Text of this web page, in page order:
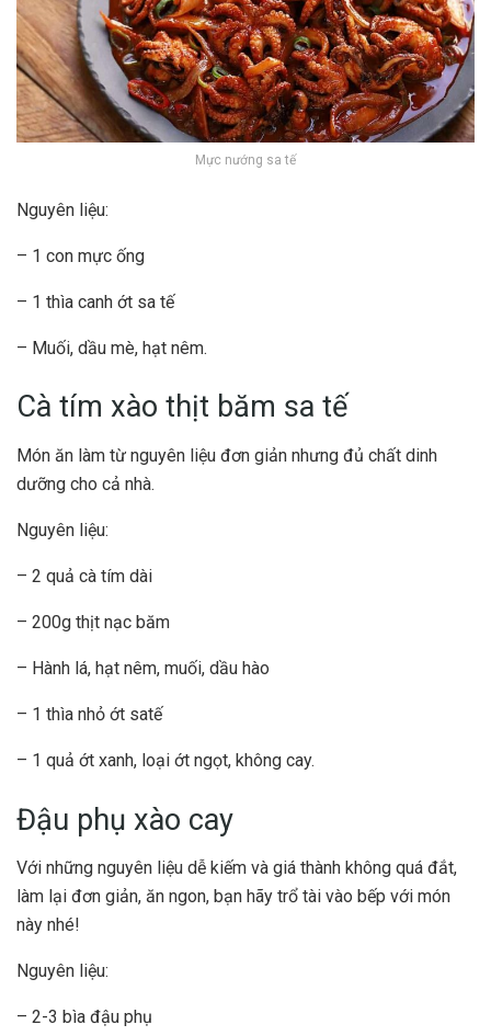
Mực nướng sa tế
Nguyên liệu:
– 1 con mực ống
– 1 thìa canh ớt sa tế
– Muối, dầu mè, hạt nêm.
Cà tím xào thịt băm sa tế
Món ăn làm từ nguyên liệu đơn giản nhưng đủ chất dinh
dưỡng cho cả nhà.
Nguyên liệu:
– 2 quả cà tím dài
– 200g thịt nạc băm
– Hành lá, hạt nêm, muối, dầu hào
– 1 thìa nhỏ ớt satế
– 1 quả ớt xanh, loại ớt ngọt, không cay.
Đậu phụ xào cay
Với những nguyên liệu dễ kiếm và giá thành không quá đắt,
làm lại đơn giản, ăn ngon, bạn hãy trổ tài vào bếp với món
này nhé!
Nguyên liệu:
– 2-3 bìa đậu phụ